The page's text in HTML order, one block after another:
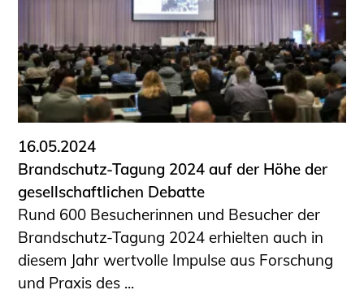
16.05.2024
Brandschutz-Tagung 2024 auf der Höhe der
gesellschaftlichen Debatte
Rund 600 Besucherinnen und Besucher der
Brandschutz-Tagung 2024 erhielten auch in
diesem Jahr wertvolle Impulse aus Forschung
und Praxis des ...